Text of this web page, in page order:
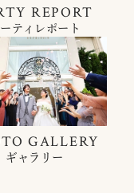
REPORT
ティレポート
GALLERY
ギャラリー